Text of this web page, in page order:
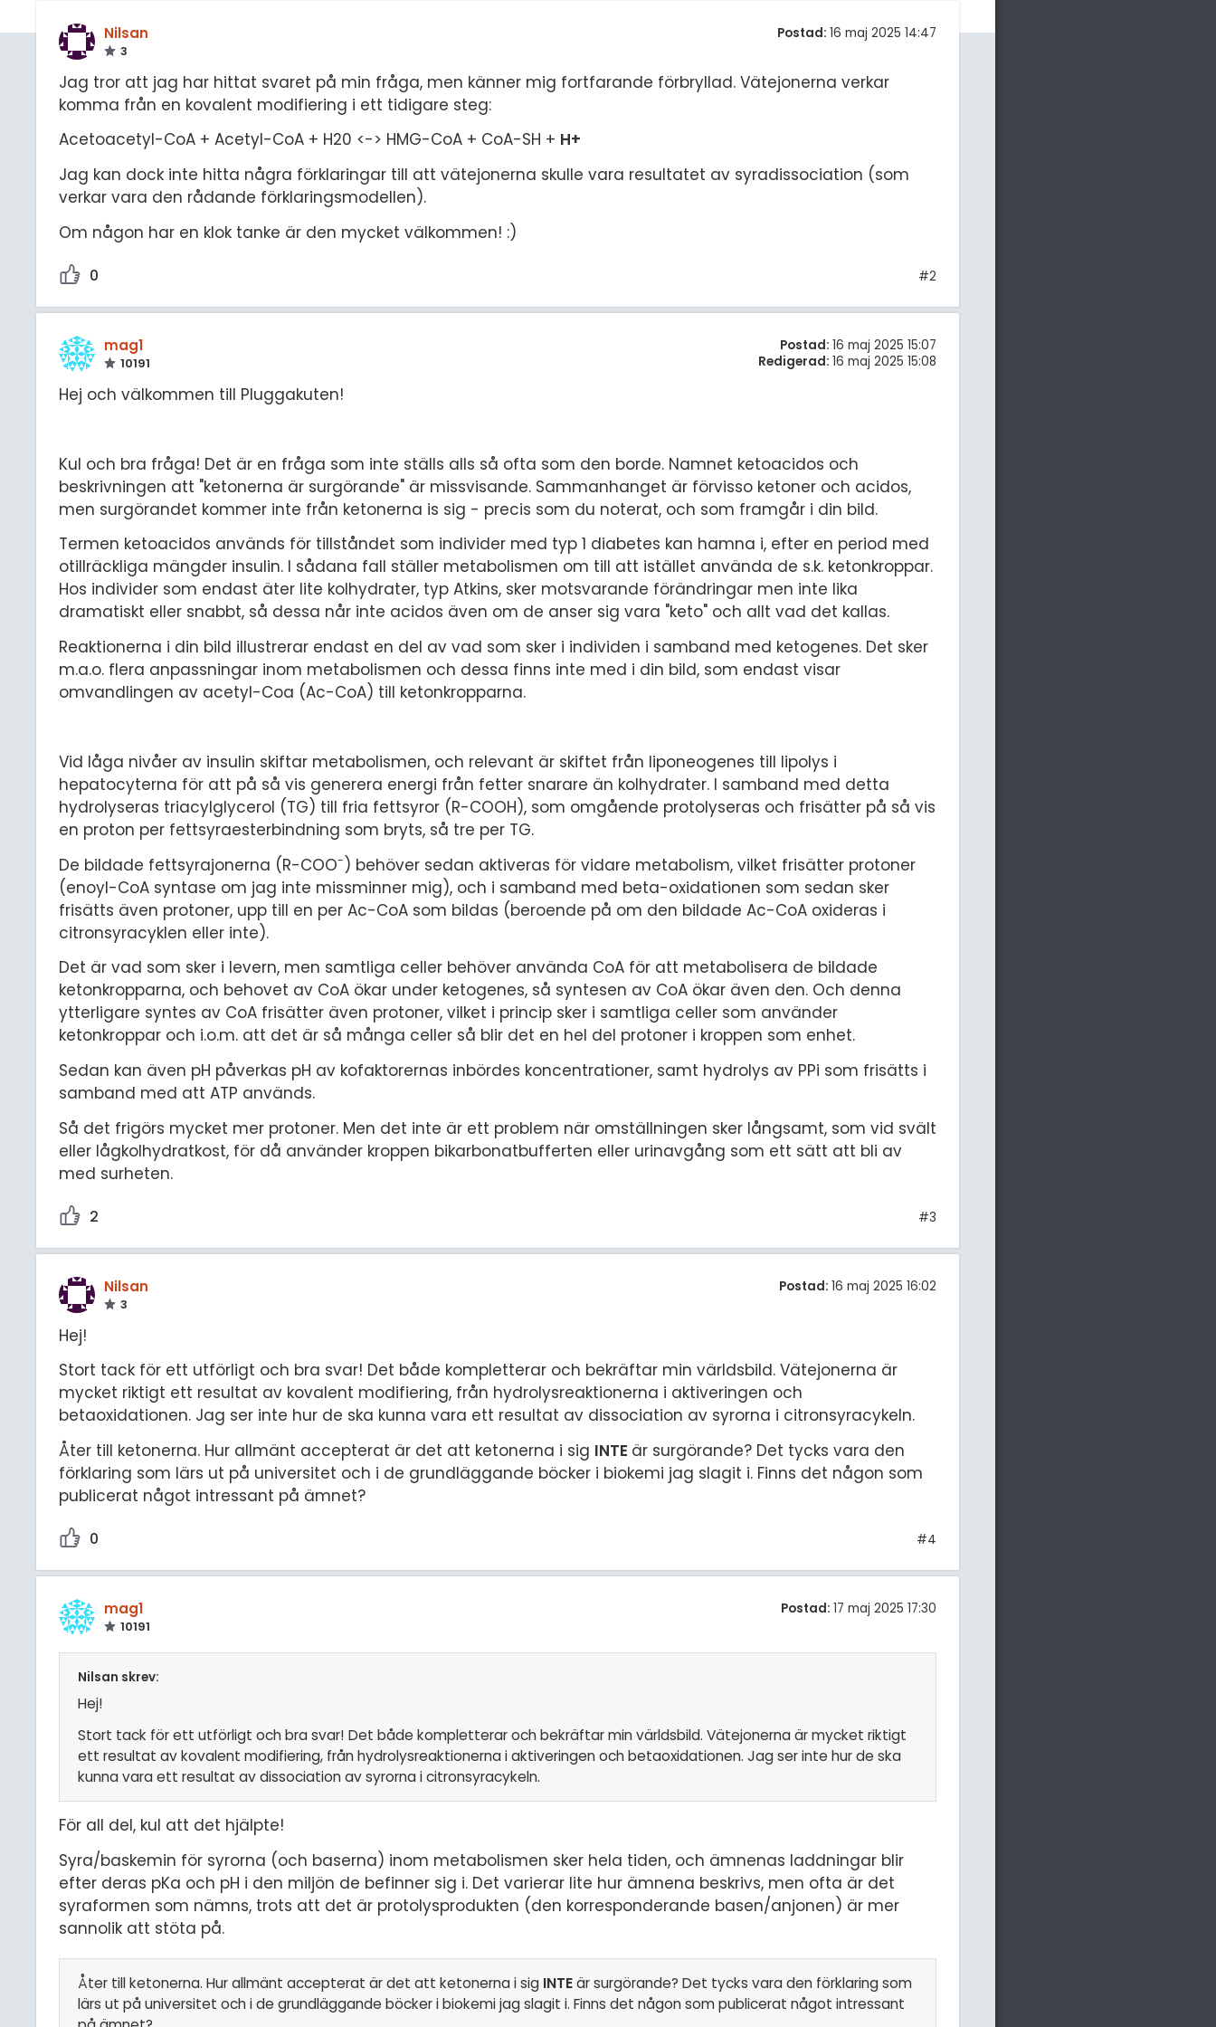
Nilsan
3
Postad: 16 maj 2025 14:47
Jag tror att jag har hittat svaret på min fråga, men känner mig fortfarande förbryllad. Vätejonerna verkar
komma från en kovalent modifiering i ett tidigare steg:
Acetoacetyl-CoA + Acetyl-CoA + H20 <-> HMG-CoA + CoA-SH + H+
Jag kan dock inte hitta några förklaringar till att vätejonerna skulle vara resultatet av syradissociation (som
verkar vara den rådande förklaringsmodellen).
Om någon har en klok tanke är den mycket välkommen! :)
0 #2
mag1
10191
Postad: 16 maj 2025 15:07
Redigerad: 16 maj 2025 15:08
Hej och välkommen till Pluggakuten!
Kul och bra fråga! Det är en fråga som inte ställs alls så ofta som den borde. Namnet ketoacidos och
beskrivningen att "ketonerna är surgörande" är missvisande. Sammanhanget är förvisso ketoner och acidos,
men surgörandet kommer inte från ketonerna is sig - precis som du noterat, och som framgår i din bild.
Termen ketoacidos används för tillståndet som individer med typ 1 diabetes kan hamna i, efter en period med
otillräckliga mängder insulin. I sådana fall ställer metabolismen om till att istället använda de s.k. ketonkroppar.
Hos individer som endast äter lite kolhydrater, typ Atkins, sker motsvarande förändringar men inte lika
dramatiskt eller snabbt, så dessa når inte acidos även om de anser sig vara "keto" och allt vad det kallas.
Reaktionerna i din bild illustrerar endast en del av vad som sker i individen i samband med ketogenes. Det sker
m.a.o. flera anpassningar inom metabolismen och dessa finns inte med i din bild, som endast visar
omvandlingen av acetyl-Coa (Ac-CoA) till ketonkropparna.
Vid låga nivåer av insulin skiftar metabolismen, och relevant är skiftet från liponeogenes till lipolys i
hepatocyterna för att på så vis generera energi från fetter snarare än kolhydrater. I samband med detta
hydrolyseras triacylglycerol (TG) till fria fettsyror (R-COOH), som omgående protolyseras och frisätter på så vis
en proton per fettsyraesterbindning som bryts, så tre per TG.
De bildade fettsyrajonerna (R-COO-) behöver sedan aktiveras för vidare metabolism, vilket frisätter protoner
(enoyl-CoA syntase om jag inte missminner mig), och i samband med beta-oxidationen som sedan sker
frisätts även protoner, upp till en per Ac-CoA som bildas (beroende på om den bildade Ac-CoA oxideras i
citronsyracyklen eller inte).
Det är vad som sker i levern, men samtliga celler behöver använda CoA för att metabolisera de bildade
ketonkropparna, och behovet av CoA ökar under ketogenes, så syntesen av CoA ökar även den. Och denna
ytterligare syntes av CoA frisätter även protoner, vilket i princip sker i samtliga celler som använder
ketonkroppar och i.o.m. att det är så många celler så blir det en hel del protoner i kroppen som enhet.
Sedan kan även pH påverkas pH av kofaktorernas inbördes koncentrationer, samt hydrolys av PPi som frisätts i
samband med att ATP används.
Så det frigörs mycket mer protoner. Men det inte är ett problem när omställningen sker långsamt, som vid svält
eller lågkolhydratkost, för då använder kroppen bikarbonatbufferten eller urinavgång som ett sätt att bli av
med surheten.
2 #3
Nilsan
3
Postad: 16 maj 2025 16:02
Hej!
Stort tack för ett utförligt och bra svar! Det både kompletterar och bekräftar min världsbild. Vätejonerna är
mycket riktigt ett resultat av kovalent modifiering, från hydrolysreaktionerna i aktiveringen och
betaoxidationen. Jag ser inte hur de ska kunna vara ett resultat av dissociation av syrorna i citronsyracykeln.
Åter till ketonerna. Hur allmänt accepterat är det att ketonerna i sig INTE är surgörande? Det tycks vara den
förklaring som lärs ut på universitet och i de grundläggande böcker i biokemi jag slagit i. Finns det någon som
publicerat något intressant på ämnet?
0 #4
mag1
10191
Postad: 17 maj 2025 17:30
Nilsan skrev:
Hej!
Stort tack för ett utförligt och bra svar! Det både kompletterar och bekräftar min världsbild. Vätejonerna är mycket riktigt
ett resultat av kovalent modifiering, från hydrolysreaktionerna i aktiveringen och betaoxidationen. Jag ser inte hur de ska
kunna vara ett resultat av dissociation av syrorna i citronsyracykeln.
För all del, kul att det hjälpte!
Syra/baskemin för syrorna (och baserna) inom metabolismen sker hela tiden, och ämnenas laddningar blir
efter deras pKa och pH i den miljön de befinner sig i. Det varierar lite hur ämnena beskrivs, men ofta är det
syraformen som nämns, trots att det är protolysprodukten (den korresponderande basen/anjonen) är mer
sannolik att stöta på.
Åter till ketonerna. Hur allmänt accepterat är det att ketonerna i sig INTEär surgörande? Det tycks vara den förklaring som
lärs ut på universitet och i de grundläggande böcker i biokemi jag slagit i. Finns det någon som publicerat något intressant